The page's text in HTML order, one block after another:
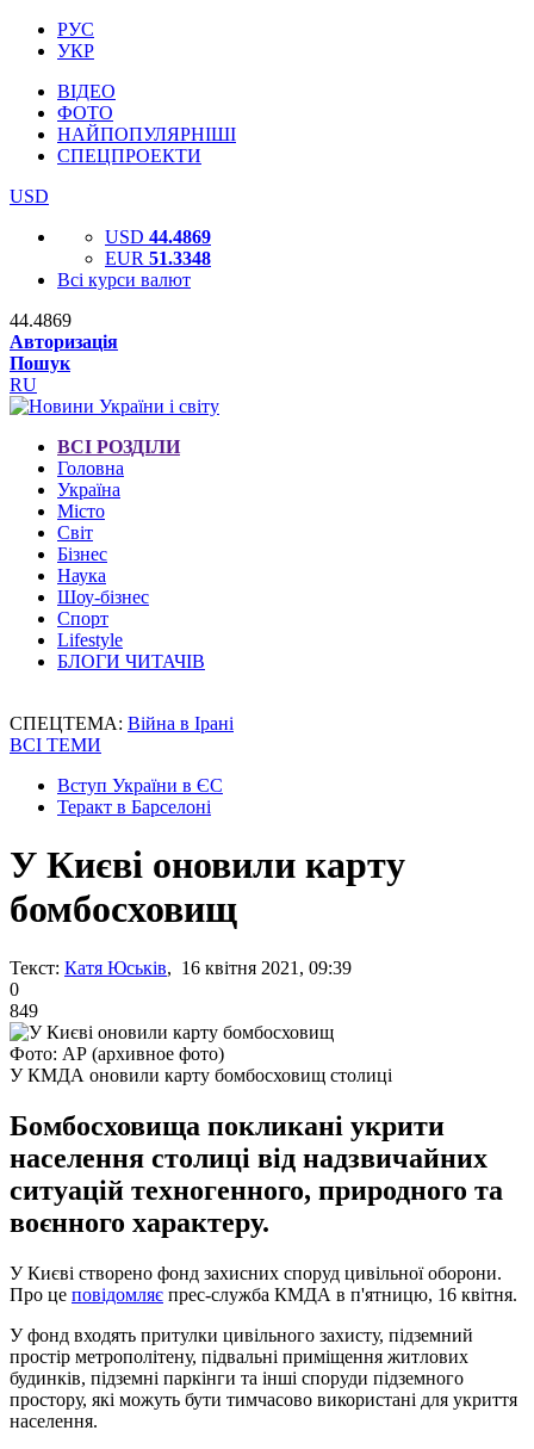
РУС
УКР
ВІДЕО
ФОТО
НАЙПОПУЛЯРНІШІ
СПЕЦПРОЕКТИ
USD
USD 44.4869
EUR 51.3348
Всі курси валют
44.4869
Авторизація
Пошук
RU
ВСІ РОЗДІЛИ
Головна
Україна
Місто
Світ
Бізнес
Наука
Шоу-бізнес
Спорт
Lifestyle
БЛОГИ ЧИТАЧІВ
СПЕЦТЕМА: Війна в Ірані
ВСІ ТЕМИ
Вступ України в ЄС
Теракт в Барселоні
У Києві оновили карту
бомбосховищ
Текст: Катя Юськів, 16 квітня 2021, 09:39
0
849
Фото: АР (архивное фото)
У КМДА оновили карту бомбосховищ столиці
Бомбосховища покликані укрити
населення столиці від надзвичайних
ситуацій техногенного, природного та
воєнного характеру.
У Києві створено фонд захисних споруд цивільної оборони.
Про це повідомляє прес-служба КМДА в п'ятницю, 16 квітня.
У фонд входять притулки цивільного захисту, підземний
простір метрополітену, підвальні приміщення житлових
будинків, підземні паркінги та інші споруди підземного
простору, які можуть бути тимчасово використані для укриття
населення.